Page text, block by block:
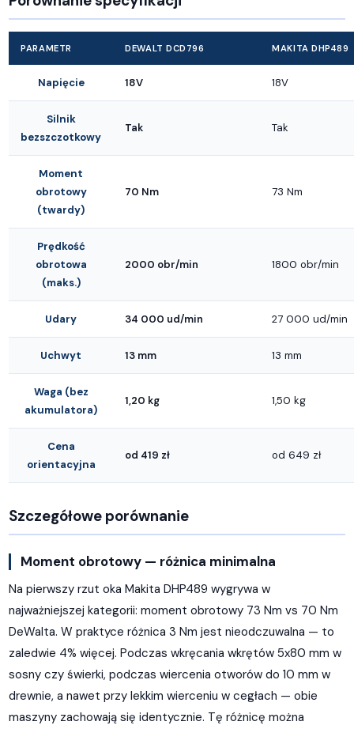
PARAMETR DEWALT DCD796 MAKITA DHP489
Napięcie 18V 18V
Silnik
bezszczotkowy
Tak Tak
Moment
obrotowy
(twardy)
70 Nm 73 Nm
Prędkość
obrotowa
(maks.)
2000 obr/min 1800 obr/min
Udary 34 000 ud/min 27 000 ud/min
Uchwyt 13 mm 13 mm
Waga (bez
akumulatora)
1,20 kg 1,50 kg
Cena
orientacyjna
od 419 zł od 649 zł
Szczegółowe porównanie
Moment obrotowy — różnica minimalna
Na pierwszy rzut oka Makita DHP489 wygrywa w
najważniejszej kategorii: moment obrotowy 73 Nm vs 70 Nm
DeWalta. W praktyce różnica 3 Nm jest nieodczuwalna — to
zaledwie 4% więcej. Podczas wkręcania wkrętów 5x80 mm w
sosny czy świerki, podczas wiercenia otworów do 10 mm w
drewnie, a nawet przy lekkim wierceniu w cegłach — obie
maszyny zachowają się identycznie. Tę różnicę można